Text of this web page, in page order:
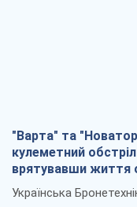
"Варта" та
кулеметний
врятувавши життя
Українська